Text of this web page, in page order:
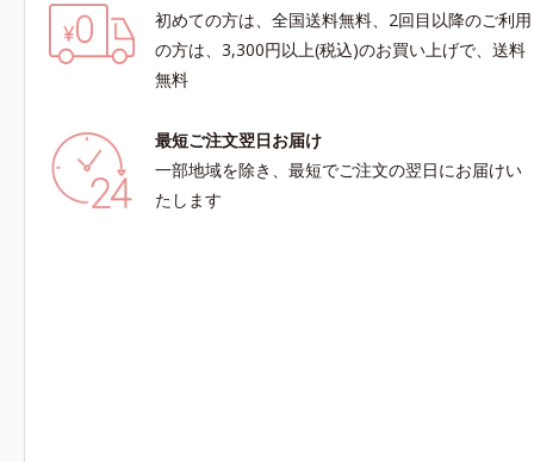
初めての方は、全国送料無料、2回目以降のご利用
の方は、3,300円以上(税込)のお買い上げで、送料
無料
最短ご注文翌日お届け
一部地域を除き、最短でご注文の翌日にお届けい
たします